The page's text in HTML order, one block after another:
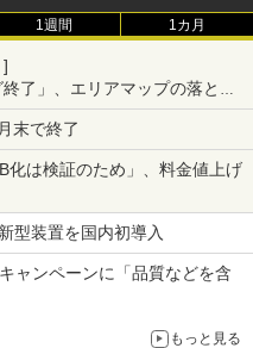
1週間 1カ月
了」、エリアマップの落とし
末で終了
化は検証のため」、料金値上げ
型装置を国内初導入
ャンペーンに「品質などを含
もっと見る